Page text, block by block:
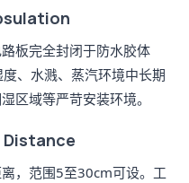
板完全封闭于防水胶体
、水溅、蒸汽环境中长期
区域等严苛安装环境。
，范围5至30cm可设。工